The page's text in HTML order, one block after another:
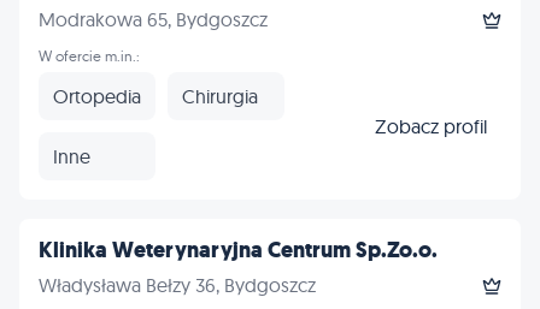
Modrakowa 65, Bydgoszcz
W ofercie m.in.:
Ortopedia Chirurgia
Inne
Zobacz profil
Klinika Weterynaryjna Centrum Sp.Zo.o.
Władysława Bełzy 36, Bydgoszcz